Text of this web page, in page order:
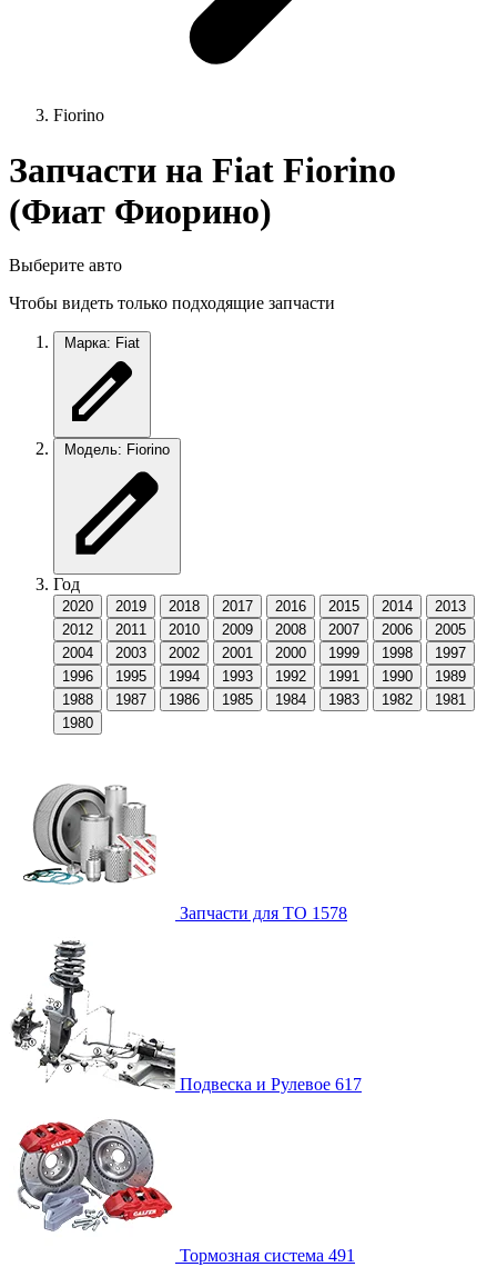
Fiorino
Запчасти на Fiat Fiorino
(Фиат Фиорино)
Выберите авто
Чтобы видеть только подходящие запчасти
Марка: Fiat
Модель: Fiorino
Год
2020 2019 2018 2017 2016 2015 2014
2013
2012
2011 2010 2009 2008 2007 2006
2005
2004
2003 2002 2001 2000 1999 1998
1997
1996
1995 1994 1993 1992 1991 1990
1989
1988
1987 1986 1985 1984 1983 1982
1981
1980
Запчасти для ТО 1578
Подвеска и Рулевое 617
Тормозная система 491